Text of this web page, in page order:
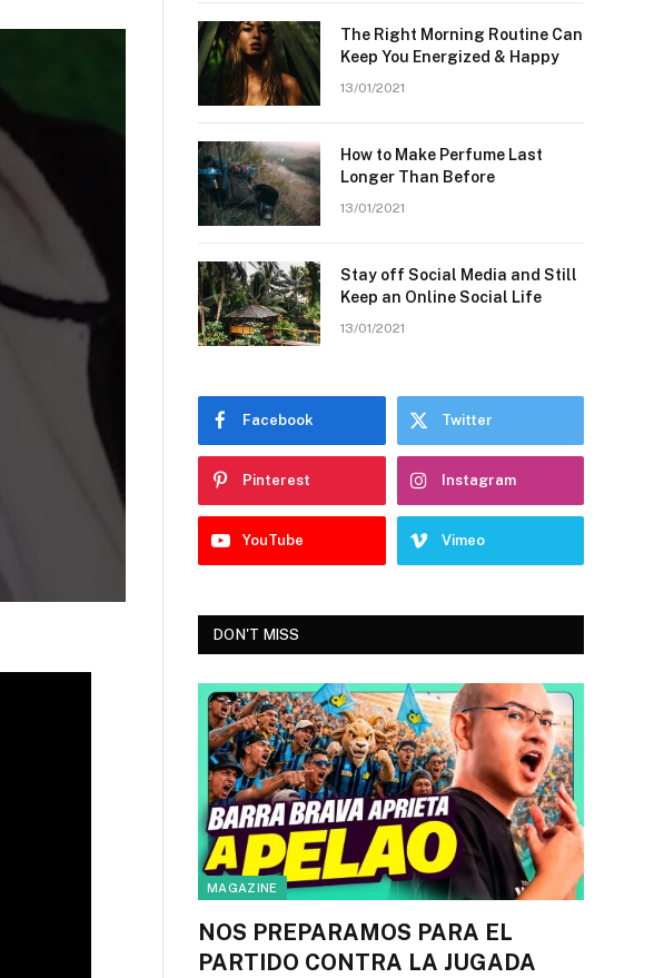
The Right Morning Routine Can
Keep You Energized & Happy
13/01/2021
How to Make Perfume Last
Longer Than Before
13/01/2021
Stay off Social Media and Still
Keep an Online Social Life
13/01/2021
Facebook Twitter
Pinterest Instagram
YouTube Vimeo
DON'T MISS
MAGAZINE
NOS PREPARAMOS PARA EL
PARTIDO CONTRA LA JUGADA